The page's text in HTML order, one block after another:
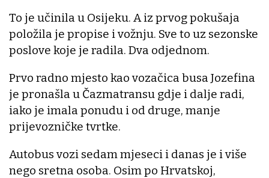
To je učinila u Osijeku. A iz prvog pokušaja
položila je propise i vožnju. Sve to uz sezonske
poslove koje je radila. Dva odjednom.
Prvo radno mjesto kao vozačica busa Jozefina
je pronašla u Čazmatransu gdje i dalje radi,
iako je imala ponudu i od druge, manje
prijevozničke tvrtke.
Autobus vozi sedam mjeseci i danas je i više
nego sretna osoba. Osim po Hrvatskoj,